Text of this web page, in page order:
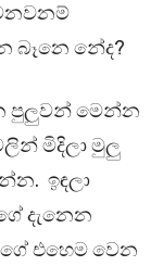
බෑනෙ නේද?
පුලුවන් මෙන්න
මිදිලා මුලු
ඉඳලා
දැනෙන
එහෙම වෙන